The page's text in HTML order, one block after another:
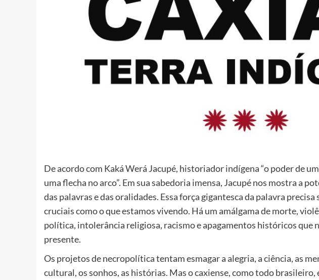
De acordo com Kaká Werá Jacupé, historiador indígena “o poder de
uma flecha no arco”. Em sua sabedoria imensa, Jacupé nos mostra a
das palavras e das oralidades. Essa força gigantesca da palavra
cruciais como o que estamos vivendo. Há um amálgama de morte,
política, intolerância religiosa, racismo e apagamentos históricos que
presente.
Os projetos de necropolítica tentam esmagar a alegria, a ciência, as
cultural, os sonhos, as histórias. Mas o caxiense, como todo brasileiro,